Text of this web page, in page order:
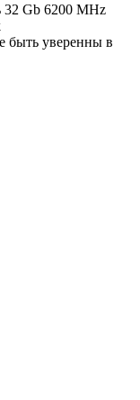
32 Gb 6200 MHz
быть уверенны в